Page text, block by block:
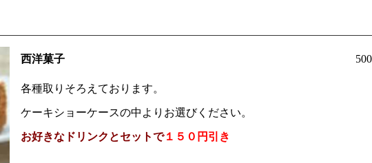
西洋菓子
各種取りそろえております。
ケーキショーケースの中よりお選びください。
お好きなドリンクとセットで１５０円引き